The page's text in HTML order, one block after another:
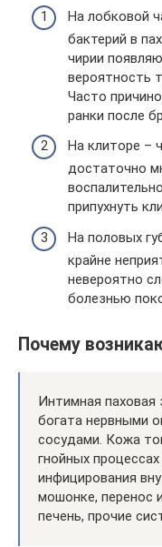
На лобковой
бактерий в
чирии
вероятность
Часто
ранки после
На клиторе –
достаточно
припухнуть
На половых
крайне
невероятно
болезнью
Почему
Интимная паховая
богата нервными
сосудами. Кожа
гнойных
инфицирования
мошонке, перенос
печень, прочие